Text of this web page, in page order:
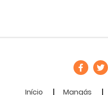
Início Mangás